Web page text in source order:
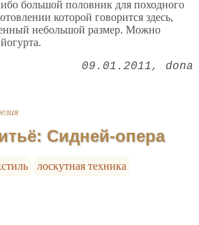
большой половник для походного
которой говорится здесь,
небольшой размер. Можно
09.01.2011 dona
Сидней-опера
лоскутная техника